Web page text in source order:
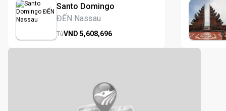
Santo Domingo
ĐẾN Nassau
TừVND 5,608,696